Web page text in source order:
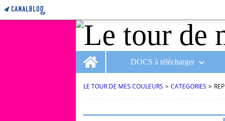
Home
DOCS à télécharger
LE TOUR DE MES COULEURS > CATEGORIES >